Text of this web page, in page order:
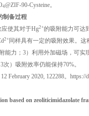
4@ZIF-90-Cysteine。
制备过程
应使其对于Hg2+的吸附能力可达
2+ 同样具有一定的吸附效果。
能力；3）利用外加磁场，可实
）吸附效率仍能保持70%。
2020, 122288。https://
based on zeoliticimidazolate